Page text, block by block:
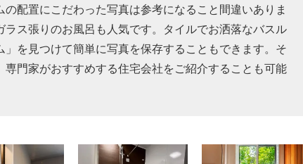
配置にこだわった写真は参考になること間違いありま
ス張りのお風呂も人気です。タイルでお洒落なバスル
を見つけて簡単に写真を保存することもできます。そ
門家がおすすめする住宅会社をご紹介することも可能